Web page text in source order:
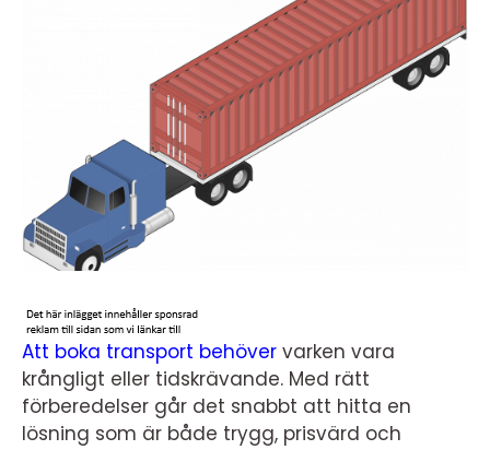
Att boka transport behöver varken vara
krångligt eller tidskrävande. Med rätt
förberedelser går det snabbt att hitta en
lösning som är både trygg, prisvärd och